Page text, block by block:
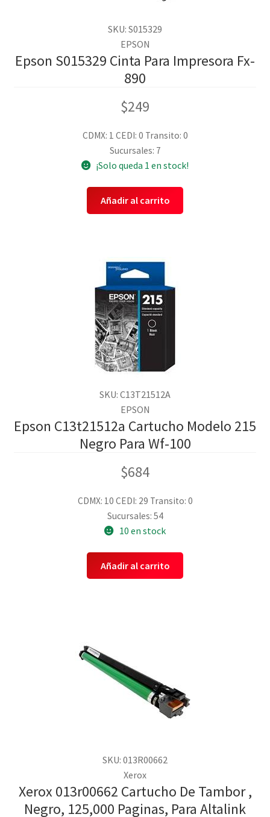
SKU: S015329
EPSON
Epson S015329 Cinta Para Impresora Fx-
890
$249
CDMX: 1 CEDI: 0 Transito: 0
Sucursales: 7
¡Solo queda 1 en stock!
Añadir al carrito
SKU: C13T21512A
EPSON
Epson C13t21512a Cartucho Modelo 215
Negro Para Wf-100
$684
CDMX: 10 CEDI: 29 Transito: 0
Sucursales: 54
10 en stock
Añadir al carrito
SKU: 013R00662
Xerox
Xerox 013r00662 Cartucho De Tambor ,
Negro, 125,000 Paginas, Para Altalink